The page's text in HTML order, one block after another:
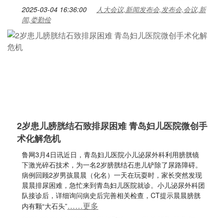
2025-03-04 16:36:00
人大会议,新闻发布会,发布会,会议,新
闻,娄勤俭
2岁患儿膀胱结石致排尿困难 青岛妇儿医院微创手
术化解危机
鲁网3月4日讯近日，青岛妇儿医院小儿泌尿外科利用膀胱镜
下激光碎石技术，为一名2岁膀胱结石患儿铲除了尿路障碍。
病例回顾2岁男孩晨晨（化名）一天在玩耍时，家长突然发现
晨晨排尿困难，急忙来到青岛妇儿医院就诊。小儿泌尿外科团
队接诊后，详细询问病史后完善相关检查，CT提示晨晨膀胱
内有颗“大石头”……更多